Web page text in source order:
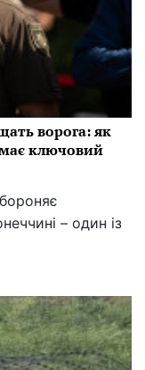
ворога: як
ключовий
– один із